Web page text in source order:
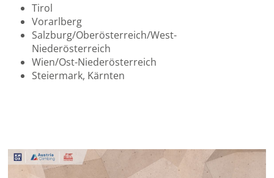
Tirol
Vorarlberg
Salzburg/Oberösterreich/West-
Niederösterreich
Wien/Ost-Niederösterreich
Steiermark, Kärnten